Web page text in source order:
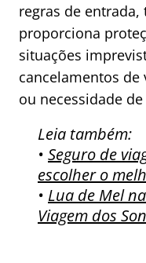
regras de
proporciona
situações
cancelamentos de
ou necessidade
Leia também:
• Seguro de
escolher o
• Lua de Mel
Viagem dos